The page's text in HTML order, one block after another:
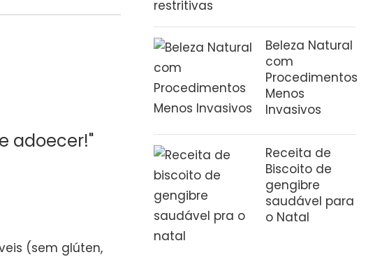
adoecer!"
(sem glúten,
Beleza Natural
com
Procedimentos
Menos
Invasivos
Receita de
Biscoito de
gengibre
saudável para
o Natal